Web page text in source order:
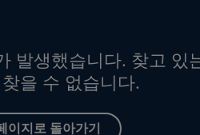
발생했습니다. 찾고 있
을 수 없습니다.
이지로 돌아가기